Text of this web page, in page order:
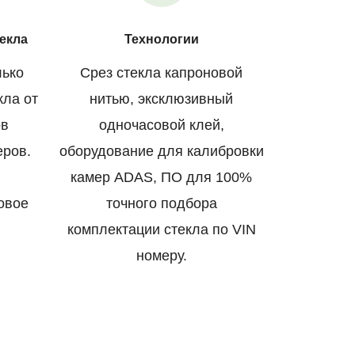
от
Технологии
Срез стекла капроновой
нитью, эксклюзивный
одночасовой клей,
оборудование для калибровки
камер ADAS, ПО для 100%
точного подбора
комплектации стекла по VIN
номеру.